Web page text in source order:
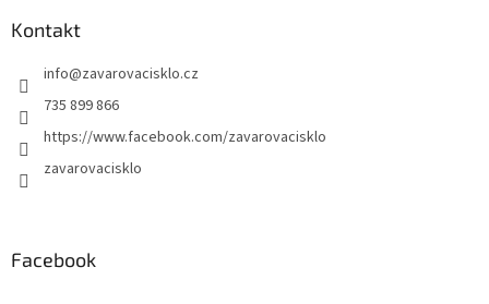
Kontakt
info@zavarovacisklo.cz
735 899 866
https://www.facebook.com/zavarovacisklo
zavarovacisklo
Facebook